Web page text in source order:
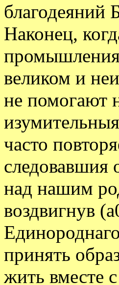
благодеяний
Наконец,
великом и
не помогают
часто
следовавшия
над нашим
воздвигнув (
принять
жить вместе